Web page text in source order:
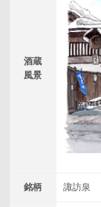
酒蔵
風景
銘柄 諏訪泉